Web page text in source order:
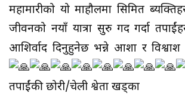
महामारीको यो माहौलमा सिमित
जीवनको नयाँ यात्रा सुरु गर्दै गर्दा
आशिर्वाद दिनुहुनेछ भन्ने आशा र
तपाईंकी छोरी/चेली श्वेता खड्का